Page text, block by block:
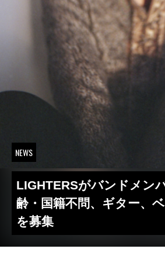
NEWS
LIGHTERSがバンドメン
齢・国籍不問、ギター、
を募集